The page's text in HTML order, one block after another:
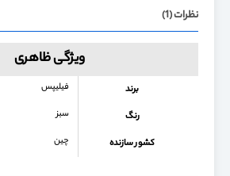
نظرات (1)
ویژگی ظاهری
برند فیلیپس
رنگ سبز
کشور سازنده چین